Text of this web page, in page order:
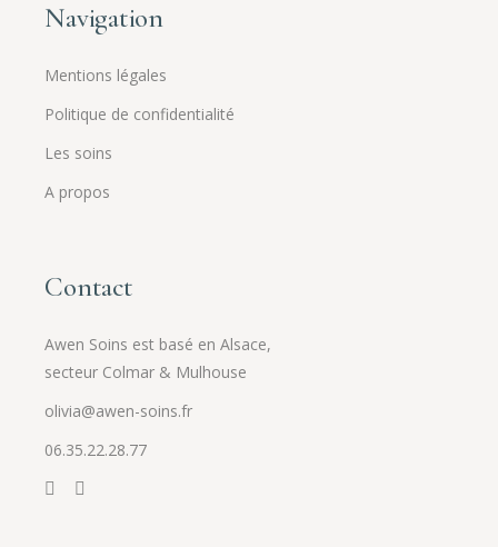
Navigation
Mentions légales
Politique de confidentialité
Les soins
A propos
Contact
Awen Soins est basé en Alsace,
secteur Colmar & Mulhouse
olivia@awen-soins.fr
06.35.22.28.77